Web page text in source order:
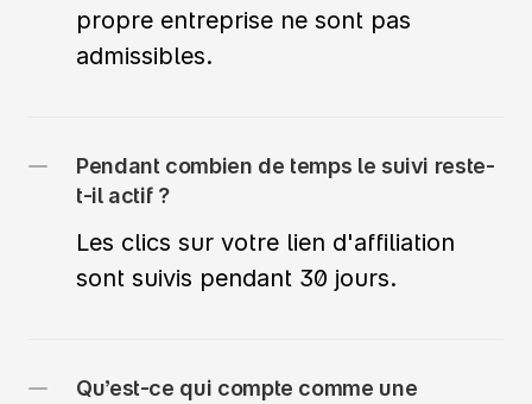
propre entreprise ne sont pas
admissibles.
Pendant combien de temps le suivi reste-
t-il actif ?
Les clics sur votre lien d'affiliation
sont suivis pendant 30 jours.
Qu’est-ce qui compte comme une